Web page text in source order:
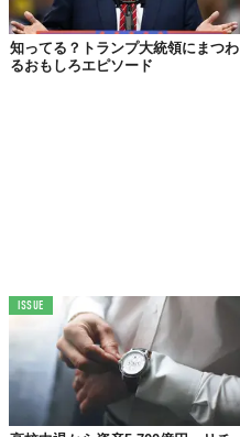
知ってる？トランプ大統領にまつわ
るおもしろエピソード
ISSUE